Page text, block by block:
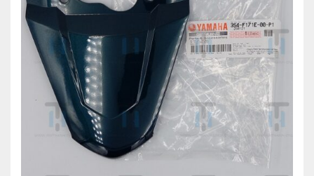
Không có sản phẩm nào trong giỏ hàng